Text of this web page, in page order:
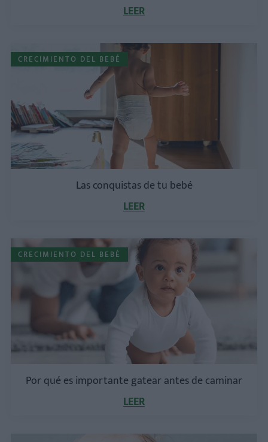
LEER
CRECIMIENTO DEL BEBÉ
Las conquistas de tu bebé
LEER
CRECIMIENTO DEL BEBÉ
Por qué es importante gatear antes de caminar
LEER